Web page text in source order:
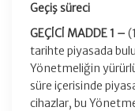
Geçiş süreci
GEÇİCİ MADDE 1 –
tarihte piyasada
Yönetmeliğin
süre içerisinde
cihazlar, bu